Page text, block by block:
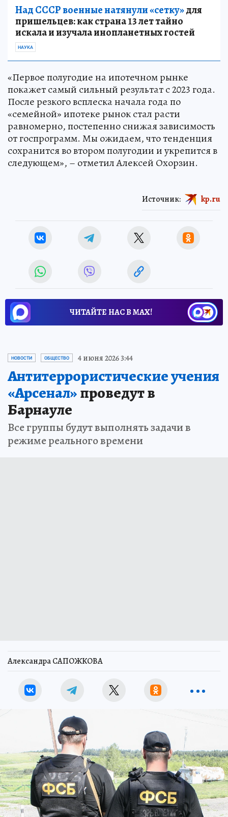
Над СССР военные натянули «сетку»для
пришельцев: как страна 13 лет тайно
искала и изучала инопланетных гостей
НАУКА
«Первое полугодие на ипотечном рынке
покажет самый сильный результат с 2023 года.
После резкого всплеска начала года по
«семейной» ипотеке рынок стал расти
равномерно, постепенно снижая зависимость
от госпрограмм. Мы ожидаем, что тенденция
сохранится во втором полугодии и укрепится в
следующем», – отметил Алексей Охорзин.
Источник: kp.ru
ЧИТАЙТЕ НАС В МАХ!
НОВОСТИ ОБЩЕСТВО 4 июня 2026 3:44
Антитеррористические учения
«Арсенал»проведут в
Барнауле
Все группы будут выполнять задачи в
режиме реального времени
Александра САПОЖКОВА